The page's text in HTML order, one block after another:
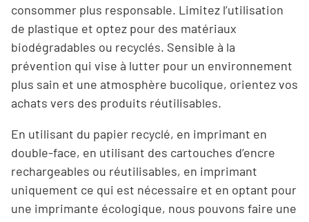
consommer plus responsable. Limitez l’utilisation
de plastique et optez pour des matériaux
biodégradables ou recyclés. Sensible à la
prévention qui vise à lutter pour un environnement
plus sain et une atmosphère bucolique, orientez vos
achats vers des produits réutilisables.
En utilisant du papier recyclé, en imprimant en
double-face, en utilisant des cartouches d’encre
rechargeables ou réutilisables, en imprimant
uniquement ce qui est nécessaire et en optant pour
une imprimante écologique, nous pouvons faire une